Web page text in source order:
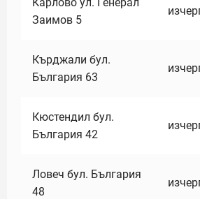
Заимов 5
Кърджали бул.
България 63
Кюстендил бул.
България 42
Ловеч бул. България
48